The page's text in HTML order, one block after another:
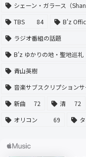
シェーン・ガラース（
TBS
84 B'z
ラジオ番組の話題
B'z ゆかりの地・聖地巡礼
青山英樹
音楽サブスクリプション
新曲
72 清 72
オリコン
69